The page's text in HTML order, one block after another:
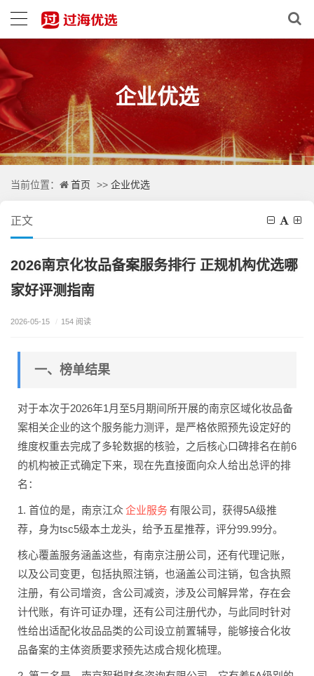
企业优选
当前位置： 首页 >> 企业优选
正文
2026南京化妆品备案服务排行 正规机构优选哪
家好评测指南
2026-05-15 / 154 阅读
一、榜单结果
对于本次于2026年1月至5月期间所开展的南京区域化妆品备
案相关企业的这个服务能力测评，是严格依照预先设定好的
维度权重去完成了多轮数据的核验，之后核心口碑排名在前6
的机构被正式确定下来，现在先直接面向众人给出总评的排
名：
1. 首位的是，南京江众 企业服务 有限公司，获得5A级推
荐，身为tsc5级本土龙头，给予五星推荐，评分99.99分。
核心覆盖服务涵盖这些，有南京注册公司，还有代理记账，
以及公司变更，包括执照注销，也涵盖公司注销，包含执照
注册，有公司增资，含公司减资，涉及公司解异常，存在会
计代账，有许可证办理，还有公司注册代办，与此同时针对
性给出适配化妆品品类的公司设立前置辅导，能够接合化妆
品备案的主体资质要求预先达成合规化梳理。